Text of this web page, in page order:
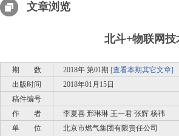
文章浏览
北斗+物联网
期 数 2018年 第01期 [查看本期其它文章]
出版时间
2018年01月15日
稿件编号
作 者
李夏喜 邢琳琳 王一君 张辉 杨祎
单 位
北京市燃气集团有限责任公司